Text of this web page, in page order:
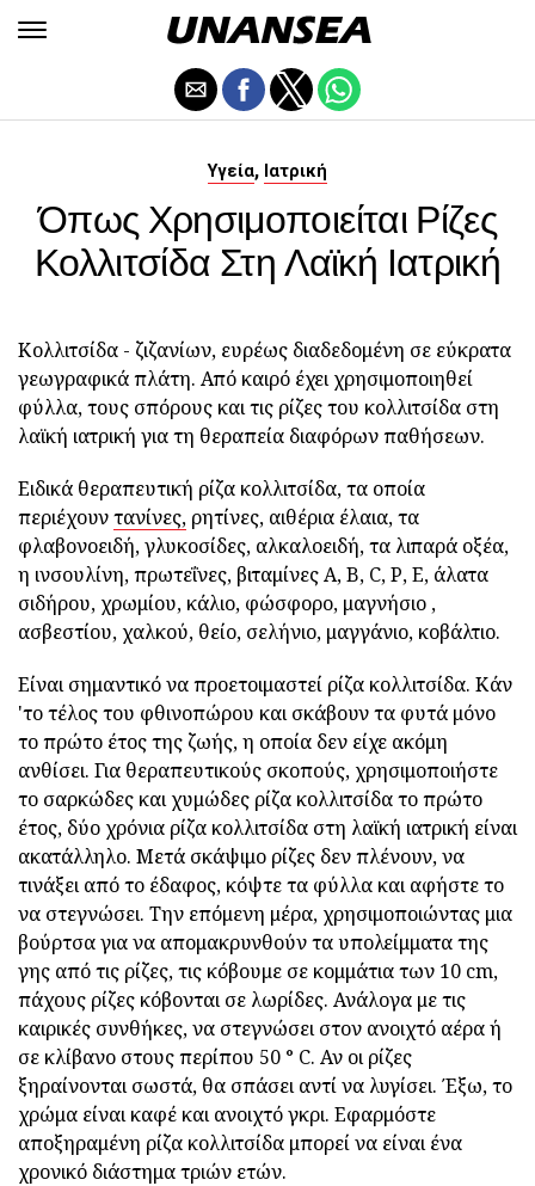
Υγεία, Ιατρική
Όπως Χρησιμοποιείται Ρίζες
Κολλιτσίδα Στη Λαϊκή Ιατρική
Κολλιτσίδα - ζιζανίων, ευρέως διαδεδομένη σε εύκρατα
γεωγραφικά πλάτη. Από καιρό έχει χρησιμοποιηθεί
φύλλα, τους σπόρους και τις ρίζες του κολλιτσίδα στη
λαϊκή ιατρική για τη θεραπεία διαφόρων παθήσεων.
Ειδικά θεραπευτική ρίζα κολλιτσίδα, τα οποία
περιέχουντανίνες, ρητίνες, αιθέρια έλαια, τα
φλαβονοειδή, γλυκοσίδες, αλκαλοειδή, τα λιπαρά οξέα,
η ινσουλίνη, πρωτεΐνες, βιταμίνες Α, Β, C, Ρ, Ε, άλατα
σιδήρου, χρωμίου, κάλιο, φώσφορο, μαγνήσιο ,
ασβεστίου, χαλκού, θείο, σελήνιο, μαγγάνιο, κοβάλτιο.
Είναι σημαντικό να προετοιμαστεί ρίζα κολλιτσίδα. Κάν
'το τέλος του φθινοπώρου και σκάβουν τα φυτά μόνο
το πρώτο έτος της ζωής, η οποία δεν είχε ακόμη
ανθίσει. Για θεραπευτικούς σκοπούς, χρησιμοποιήστε
το σαρκώδες και χυμώδες ρίζα κολλιτσίδα το πρώτο
έτος, δύο χρόνια ρίζα κολλιτσίδα στη λαϊκή ιατρική είναι
ακατάλληλο. Μετά σκάψιμο ρίζες δεν πλένουν, να
τινάξει από το έδαφος, κόψτε τα φύλλα και αφήστε το
να στεγνώσει. Την επόμενη μέρα, χρησιμοποιώντας μια
βούρτσα για να απομακρυνθούν τα υπολείμματα της
γης από τις ρίζες, τις κόβουμε σε κομμάτια των 10 cm,
πάχους ρίζες κόβονται σε λωρίδες. Ανάλογα με τις
καιρικές συνθήκες, να στεγνώσει στον ανοιχτό αέρα ή
σε κλίβανο στους περίπου 50 ° C. Αν οι ρίζες
ξηραίνονται σωστά, θα σπάσει αντί να λυγίσει. Έξω, το
χρώμα είναι καφέ και ανοιχτό γκρι. Εφαρμόστε
αποξηραμένη ρίζα κολλιτσίδα μπορεί να είναι ένα
χρονικό διάστημα τριών ετών.